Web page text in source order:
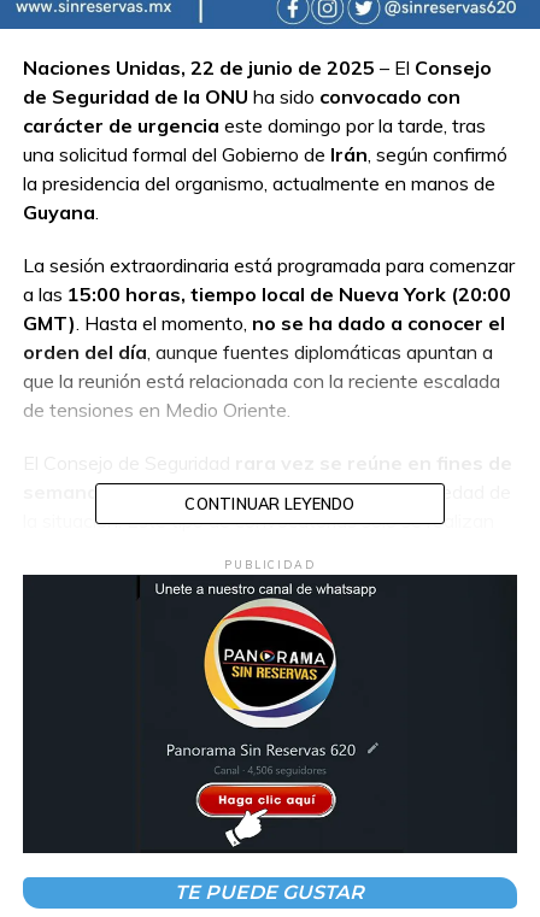
Naciones Unidas, 22 de junio de 2025 – El Consejo
de Seguridad de la ONU ha sido convocado con
carácter de urgencia este domingo por la tarde, tras
una solicitud formal del Gobierno de Irán, según confirmó
la presidencia del organismo, actualmente en manos de
Guyana.
La sesión extraordinaria está programada para comenzar
a las 15:00 horas, tiempo local de Nueva York (20:00
GMT). Hasta el momento, no se ha dado a conocer el
orden del día, aunque fuentes diplomáticas apuntan a
que la reunión está relacionada con la reciente escalada
de tensiones en Medio Oriente.
semana o días festivos, lo cual subraya la gravedad de
la situación. Este tipo de convocatorias solo se realizan
armados, guerras o amenazas a la paz internacional.
Se espera que, al término de la reunión, se emita un
comunicado oficial o se convoque una rueda de prensa
por parte de la presidencia del Consejo.
Compartir en:
CONTINUAR LEYENDO
PUBLICIDAD
TE PUEDE GUSTAR